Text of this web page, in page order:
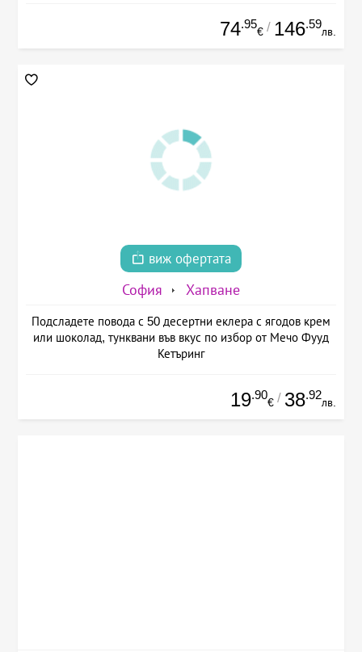
74.95
€ / 146.59
лв.
виж офертата
София Хапване
Подсладете повода с 50 десертни еклера с ягодов крем
или шоколад, тунквани във вкус по избор от Мечо Фууд
Кетъринг
19.90
€ / 38.92
лв.